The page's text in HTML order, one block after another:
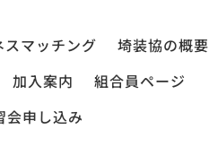
スマッチング 埼装協の概要
加入案内 組合員ページ
会申し込み